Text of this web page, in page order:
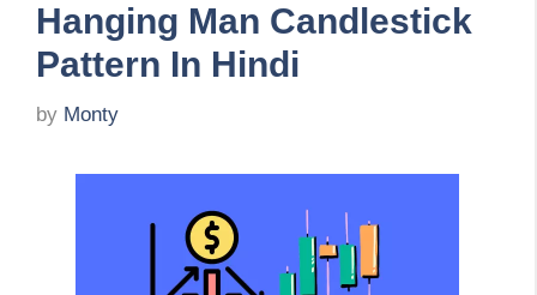
Hanging Man Candlestick
Pattern In Hindi
by Monty